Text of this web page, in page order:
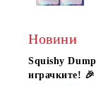
Новини
Squishy
играчките! 🎉